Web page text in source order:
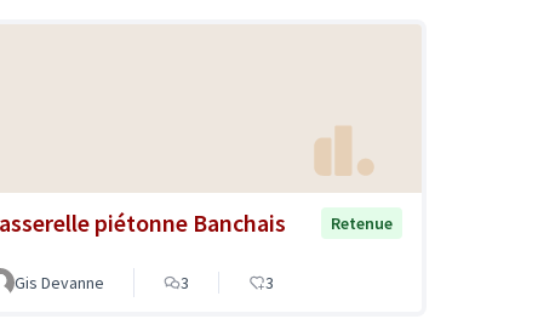
piétonne Banchais Retenue
Gis Devanne 3 3